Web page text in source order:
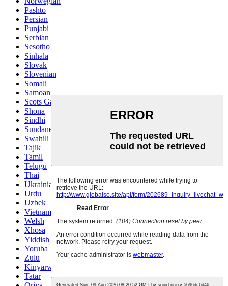
Pashto
Persian
Punjabi
Serbian
Sesotho
Sinhala
Slovak
Slovenian
Somali
Samoan
Scots Gaelic
Shona
Sindhi
Sundanese
Swahili
Tajik
Tamil
Telugu
Thai
Ukrainian
Urdu
Uzbek
Vietnamese
Welsh
Xhosa
Yiddish
Yoruba
Zulu
Kinyarwanda
Tatar